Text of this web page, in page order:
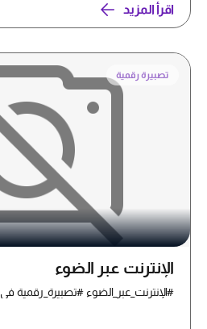
اقرأ المزيد
تصبيرة رقمية
الإنترنت عبر الضوء
#الإنترنت_عبر_الضوء #تصبيرة_رقمية في 60 ثانية من سايبرأكس...